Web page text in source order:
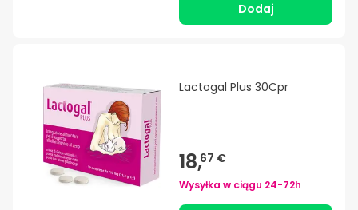
Dodaj
Lactogal Plus 30Cpr
18,67 €
Wysyłka w ciągu 24-72h